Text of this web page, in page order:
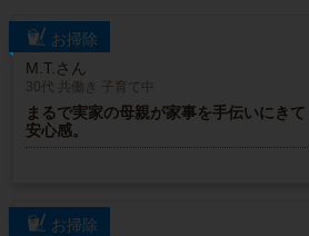
お掃除
M.T.さん
30代 共働き 子育て中
まるで実家の母親が家事を手伝いにきて
安心感。
お掃除